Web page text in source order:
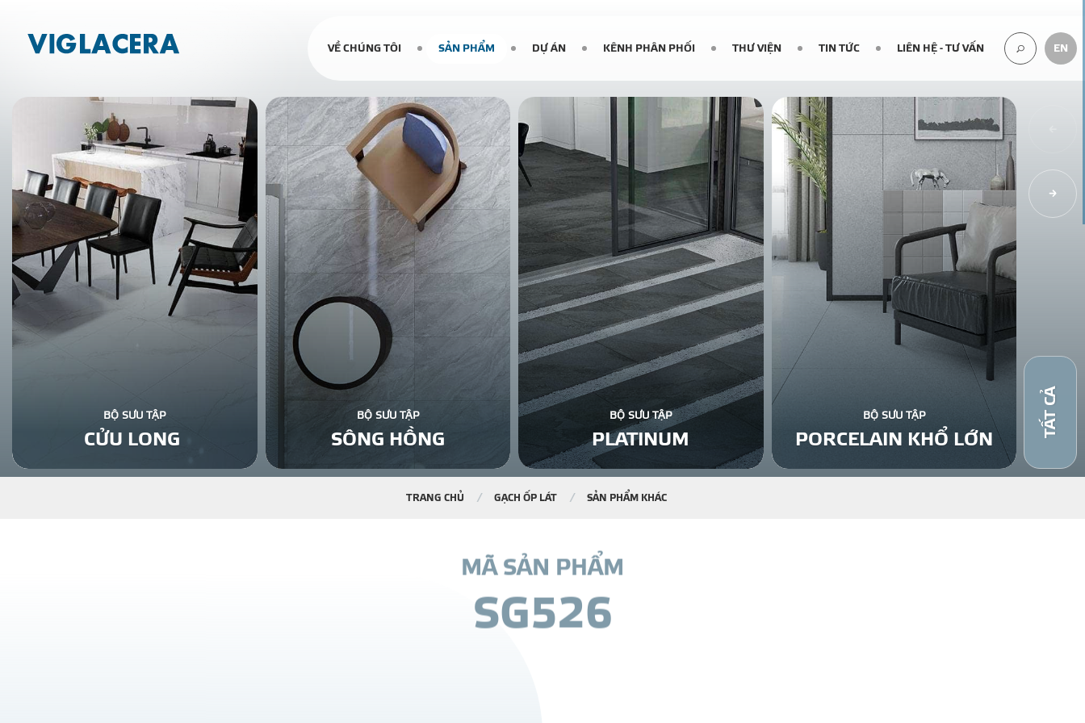
VỀ CHÚNG TÔI SẢN PHẨM DỰ ÁN KÊNH PHÂN PHỐI THƯ VIỆN TIN TỨC LIÊN HỆ - TƯ VẤN EN
BỘ SƯU TẬP
CỬU LONG
BỘ SƯU TẬP
SÔNG HỒNG
BỘ SƯU TẬP
PLATINUM
BỘ SƯU TẬP
PORCELAIN KHỔ LỚN
TẤT CẢ
TRANG CHỦ GẠCH ỐP LÁT SẢN PHẨM KHÁC
MÃ SẢN PHẨM
SG526